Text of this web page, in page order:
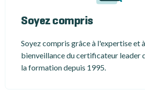
Soyez compris
Soyez compris grâce à l'expertise et
bienveillance du certificateur leader
la formation depuis 1995.